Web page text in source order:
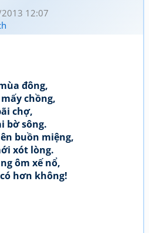
12:07
đông,
chồng,
chợ,
bờ sông.
buồn miệng,
xót lòng.
ôm xế nổ,
hơn không!